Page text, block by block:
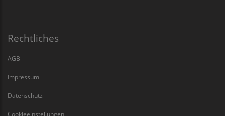
Rechtliches
AGB
Impressum
Datenschutz
Cookieeinstellungen